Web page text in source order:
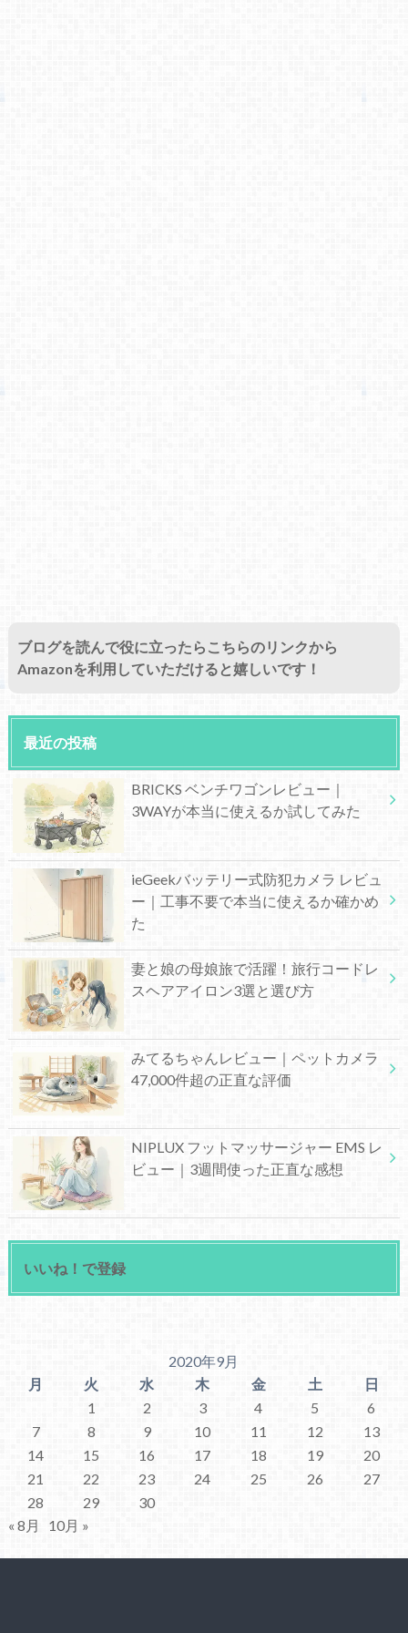
ブログを読んで役に立ったらこちらのリンクから
Amazonを利用していただけると嬉しいです！
最近の投稿
BRICKS ベンチワゴンレビュー｜
3WAYが本当に使えるか試してみた
ieGeekバッテリー式防犯カメラ レビュ
ー｜工事不要で本当に使えるか確かめ
た
妻と娘の母娘旅で活躍！旅行コードレ
スヘアアイロン3選と選び方
みてるちゃんレビュー｜ペットカメラ
47,000件超の正直な評価
NIPLUX フットマッサージャー EMS レ
ビュー｜3週間使った正直な感想
いいね！で登録
2020年9月
月
火 水 木 金 土
日
1
2 3 4 5
6
7
8 9 10 11 12
13
14
15 16 17 18 19
20
21
22 23 24 25 26
27
28
29
30
« 8月
10月 »